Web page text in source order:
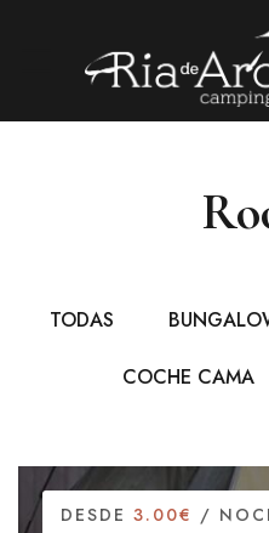
TODAS
COCHE CAMA
DESDE 3.00€ /